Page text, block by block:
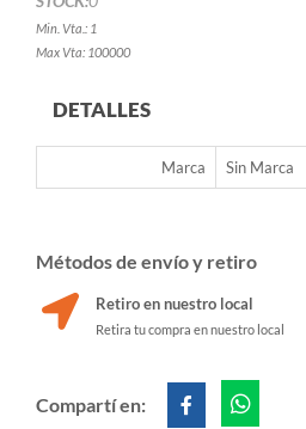
Min. Vta.: 1
Max Vta: 100000
DETALLES
Marca Sin Marca
Métodos de envío y retiro
Retiro en nuestro local
Retira tu compra en nuestro local
Compartí en: